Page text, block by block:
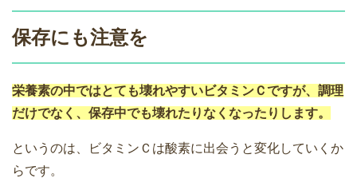
保存にも注意を
栄養素の中ではとても壊れやすいビタミンＣですが、調理
だけでなく、保存中でも壊れたりなくなったりします。
というのは、ビタミンＣは酸素に出会うと変化していくか
らです。